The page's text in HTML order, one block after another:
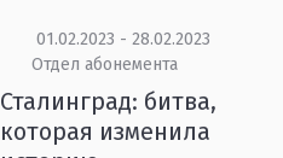
01.02.2023 - 28.02.2023
Отдел абонемента
Сталинград: битва,
которая изменила